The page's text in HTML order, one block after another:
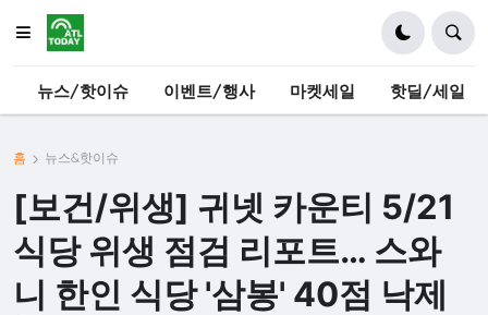
뉴스/핫이슈 이벤트/행사 마켓세일 핫딜/세일
홈 뉴스&핫이슈
[보건/위생] 귀넷 카운티 5/21
식당 위생 점검 리포트… 스와
니 한인 식당 '삼봉' 40점 낙제